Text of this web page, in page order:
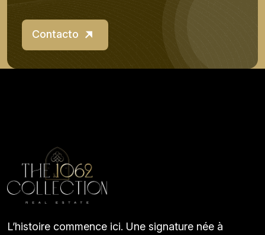
Contacto
L’histoire commence ici. Une signature née à